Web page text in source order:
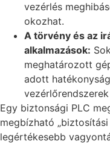
vezérlés
okozhat.
A törvény és az
alkalmazások:
meghatározott
adott
Egy biztonsági PLC
megbízható
legértékesebb